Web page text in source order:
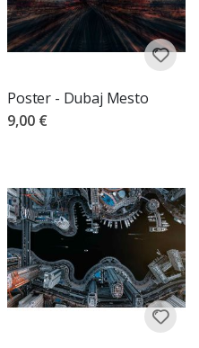
Poster - Dubaj Mesto
9,00 €